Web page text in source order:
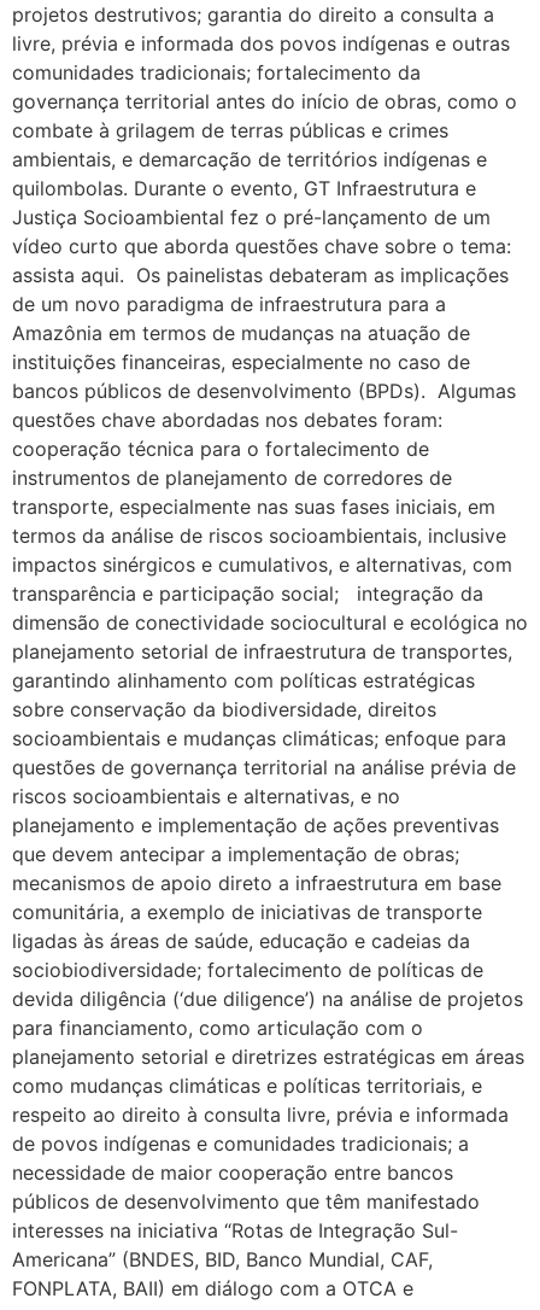
projetos destrutivos; garantia do direito a consulta a
livre, prévia e informada dos povos indígenas e outras
comunidades tradicionais; fortalecimento da
governança territorial antes do início de obras, como o
combate à grilagem de terras públicas e crimes
ambientais, e demarcação de territórios indígenas e
quilombolas. Durante o evento, GT Infraestrutura e
Justiça Socioambiental fez o pré-lançamento de um
vídeo curto que aborda questões chave sobre o tema:
assista aqui. Os painelistas debateram as implicações
de um novo paradigma de infraestrutura para a
Amazônia em termos de mudanças na atuação de
instituições financeiras, especialmente no caso de
bancos públicos de desenvolvimento (BPDs). Algumas
questões chave abordadas nos debates foram:
cooperação técnica para o fortalecimento de
instrumentos de planejamento de corredores de
transporte, especialmente nas suas fases iniciais, em
termos da análise de riscos socioambientais, inclusive
impactos sinérgicos e cumulativos, e alternativas, com
transparência e participação social; integração da
dimensão de conectividade sociocultural e ecológica no
planejamento setorial de infraestrutura de transportes,
garantindo alinhamento com políticas estratégicas
sobre conservação da biodiversidade, direitos
socioambientais e mudanças climáticas; enfoque para
questões de governança territorial na análise prévia de
riscos socioambientais e alternativas, e no
planejamento e implementação de ações preventivas
que devem antecipar a implementação de obras;
mecanismos de apoio direto a infraestrutura em base
comunitária, a exemplo de iniciativas de transporte
ligadas às áreas de saúde, educação e cadeias da
sociobiodiversidade; fortalecimento de políticas de
devida diligência (‘due diligence’) na análise de projetos
para financiamento, como articulação com o
planejamento setorial e diretrizes estratégicas em áreas
como mudanças climáticas e políticas territoriais, e
respeito ao direito à consulta livre, prévia e informada
de povos indígenas e comunidades tradicionais; a
necessidade de maior cooperação entre bancos
públicos de desenvolvimento que têm manifestado
interesses na iniciativa “Rotas de Integração Sul-
Americana” (BNDES, BID, Banco Mundial, CAF,
FONPLATA, BAII) em diálogo com a OTCA e